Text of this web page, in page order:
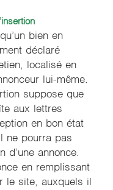
bien en
déclaré
localisé en
lui-même.
suppose que
aux lettres
en bon état
ne pourra pas
d’une annonce.
en remplissant
le site, auxquels il